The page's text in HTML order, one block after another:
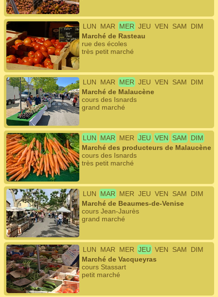
LUN MAR MER JEU VEN SAM
DIM
Marché de Rasteau
rue des écoles
très petit marché
LUN MAR MER JEU VEN SAM
DIM
Marché de Malaucène
cours des Isnards
grand marché
LUN MAR MER JEU VEN SAM
DIM
Marché des producteurs de Malaucène
cours des Isnards
très petit marché
LUN MAR MER JEU VEN SAM
DIM
Marché de Beaumes-de-Venise
cours Jean-Jaurès
grand marché
LUN MAR MER JEU VEN SAM
DIM
Marché de Vacqueyras
cours Stassart
petit marché